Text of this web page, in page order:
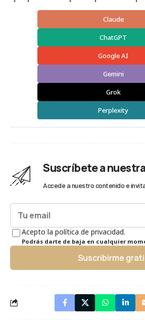
Claude
ChatGPT
Google AI
Gemini
Grok
Perplexity
Suscríbete a
Accede a nuestro contenido e
Acepto la política de privacidad.
Podrás darte de baja en cualquier
Suscribirme